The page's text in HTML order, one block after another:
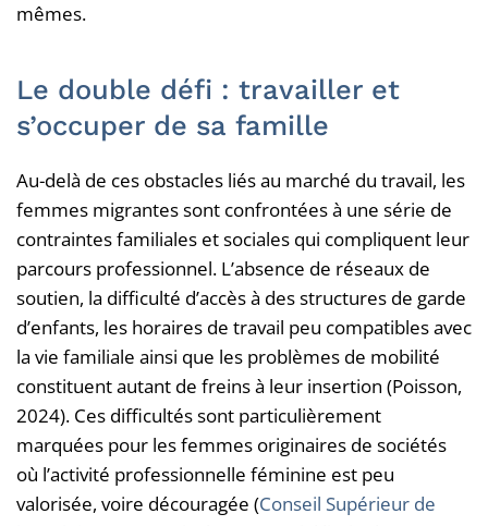
mêmes.
Le double défi : travailler et
s’occuper de sa famille
Au-delà de ces obstacles liés au marché du travail, les
femmes migrantes sont confrontées à une série de
contraintes familiales et sociales qui compliquent leur
parcours professionnel. L’absence de réseaux de
soutien, la difficulté d’accès à des structures de garde
d’enfants, les horaires de travail peu compatibles avec
la vie familiale ainsi que les problèmes de mobilité
constituent autant de freins à leur insertion (Poisson,
2024). Ces difficultés sont particulièrement
marquées pour les femmes originaires de sociétés
où l’activité professionnelle féminine est peu
valorisée, voire découragée (Conseil Supérieur de